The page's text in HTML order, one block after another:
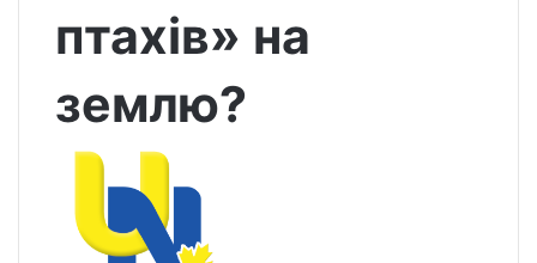
птахів» на
землю?